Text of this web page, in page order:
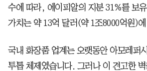
수에 따라, 에이피알의 지분 31%를 보
가치는 약 13억 달러(약 1조8000억원)
국내 화장품 업계는 오랫동안 아모레퍼
투톱 체제였습니다. 그러나 이 견고한